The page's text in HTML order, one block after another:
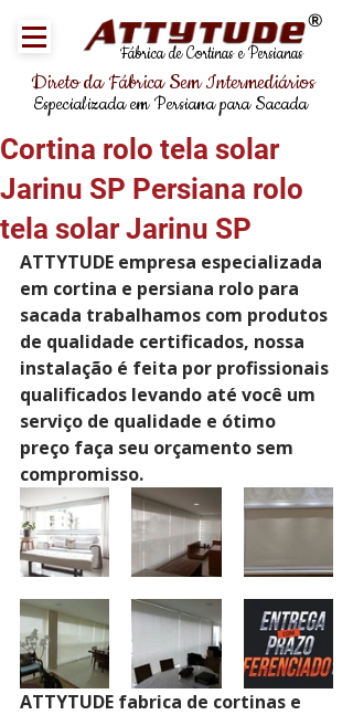
Fábrica de Cortinas e Persianas
®
Direto da Fábrica Sem Intermediários
Especializada em Persiana para Sacada
Cortina rolo tela solar
Jarinu SP Persiana rolo
tela solar Jarinu SP
ATTYTUDE empresa especializada
em cortina e persiana rolo para
sacada trabalhamos com produtos
de qualidade certificados, nossa
instalação é feita por profissionais
qualificados levando até você um
serviço de qualidade e ótimo
preço faça seu orçamento sem
compromisso.
ATTYTUDE fabrica de cortinas e